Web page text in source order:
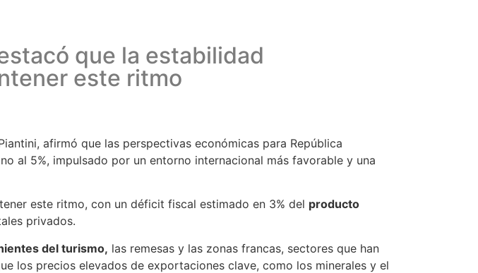
que la estabilidad
este ritmo
afirmó que las perspectivas económicas para República
al 5%, impulsado por un entorno internacional más favorable y una
este ritmo, con un déficit fiscal estimado en 3% del producto
privados.
del turismo, las remesas y las zonas francas, sectores que han
los precios elevados de exportaciones clave, como los minerales y el